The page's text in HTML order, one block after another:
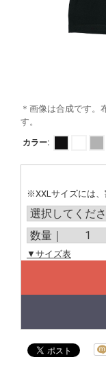
＊画像は合成です。
す。
カラー:
※XXLサイズには、
▼サイズ表